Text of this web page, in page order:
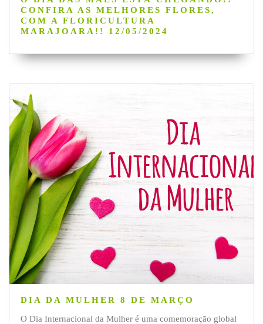
CONFIRA AS MELHORES FLORES,
COM A FLORICULTURA
MARAJOARA!! 12/05/2024
DIA DA MULHER 8 DE MARÇO
O Dia Internacional da Mulher é uma comemoração global